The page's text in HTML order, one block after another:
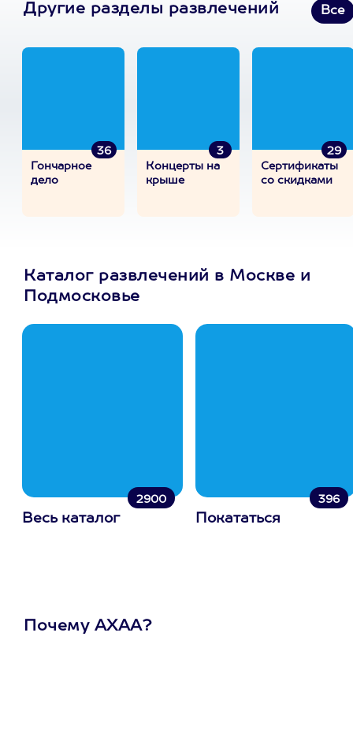
Другие разделы развлечений Все
36
Гончарное
дело
3
Концерты на
крыше
29
Сертификаты
со скидками
Каталог развлечений в Москве и
Подмосковье
2900
Весь каталог
396
Покататься
Почему АХАА?